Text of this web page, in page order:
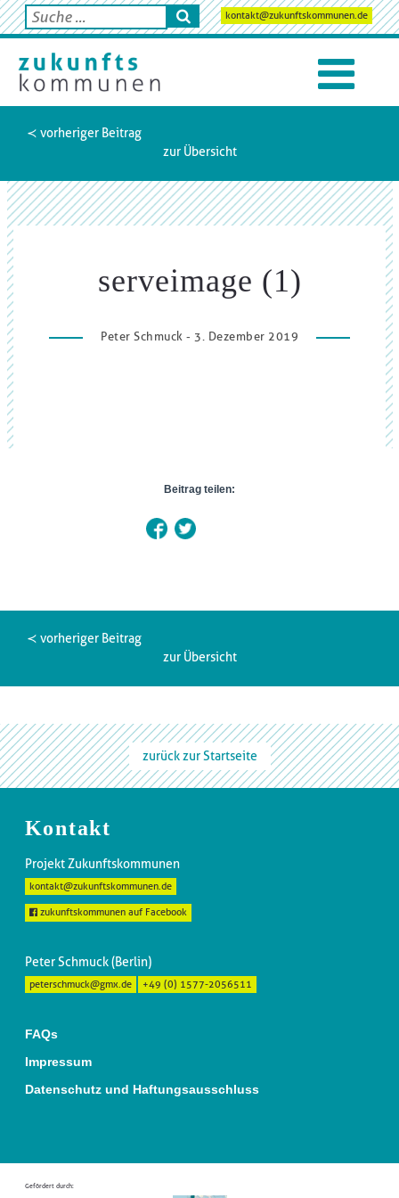
kontakt@zukunftskommunen.de
≺ vorheriger Beitrag
zur Übersicht
serveimage (1)
Peter Schmuck - 3. Dezember 2019
Beitrag teilen:
≺ vorheriger Beitrag
zur Übersicht
zurück zur Startseite
Kontakt
Projekt Zukunftskommunen
kontakt@zukunftskommunen.de
zukunftskommunen auf Facebook
Peter Schmuck (Berlin)
peterschmuck@gmx.de +49 (0) 1577-2056511
FAQs
Impressum
Datenschutz und Haftungsausschluss
Gefördert durch: